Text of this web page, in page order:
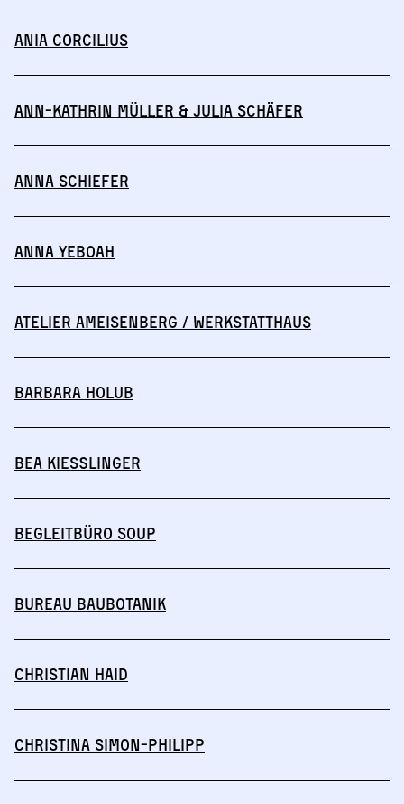
Ania Corcilius
Ann-Kathrin Müller & Julia Schäfer
Anna Schiefer
Anna Yeboah
Atelier Ameisenberg / Werkstatthaus
Barbara Holub
Bea Kießlinger
Begleitbüro SOUP
BUREAU BAUBOTANIK
Christian Haid
Christina Simon-Philipp